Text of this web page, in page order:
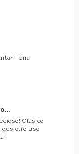
Una
Clásico
otro uso